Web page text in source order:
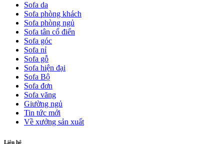
Sofa da
Sofa phòng khách
Sofa phòng ngủ
Sofa tân cổ điển
Sofa góc
Sofa nỉ
Sofa gỗ
Sofa hiện đại
Sofa Bộ
Sofa đơn
Sofa văng
Giường ngủ
Tin tức mới
Về xưởng sản xuất
Liên hệ